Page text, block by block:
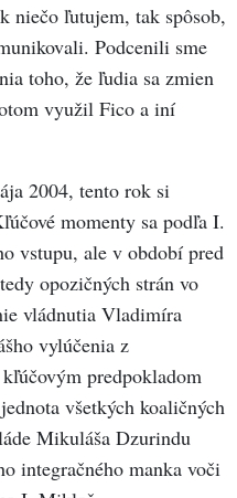
niečo ľutujem, tak spôsob,
Podcenili sme
toho, že ľudia sa zmien
využil Fico a iní
2004, tento rok si
momenty sa podľa I.
vstupu, ale v období pred
opozičných strán vo
vládnutia Vladimíra
vylúčenia z
predpokladom
všetkých koaličných
Mikuláša Dzurindu
integračného manka voči